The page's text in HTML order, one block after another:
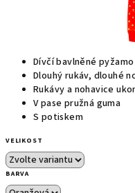
Dívčí bavlněné pyžamo
Dlouhý rukáv, dlouhé
Rukávy a nohavice
V pase pružná guma
S potiskem
VELIKOST
BARVA